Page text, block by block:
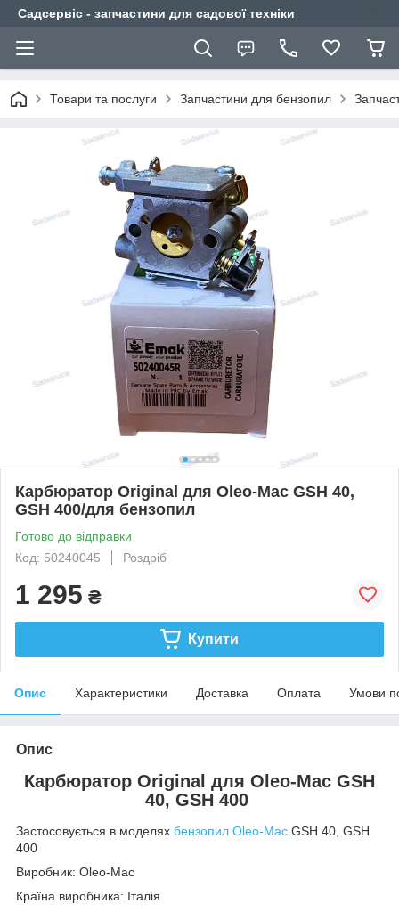
Садсервіс - запчастини для садової техніки
Товари та послуги Запчастини для бензопил
Карбюратор Original для Oleo-Mac GSH 40,
GSH 400/для бензопил
Готово до відправки
Код: 50240045
Роздріб
1 295 ₴
Купити
Опис Характеристики Доставка Оплата Умови
Опис
Карбюратор Original для Oleo-Mac GSH
40, GSH 400
Застосовується в моделях бензопил Oleo-Mac GSH 40, GSH
400
Виробник: Oleo-Mac
Країна виробника: Італія.